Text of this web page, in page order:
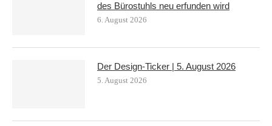
des Bürostuhls neu erfunden wird
6. August 2026
Der Design-Ticker | 5. August 2026
5. August 2026